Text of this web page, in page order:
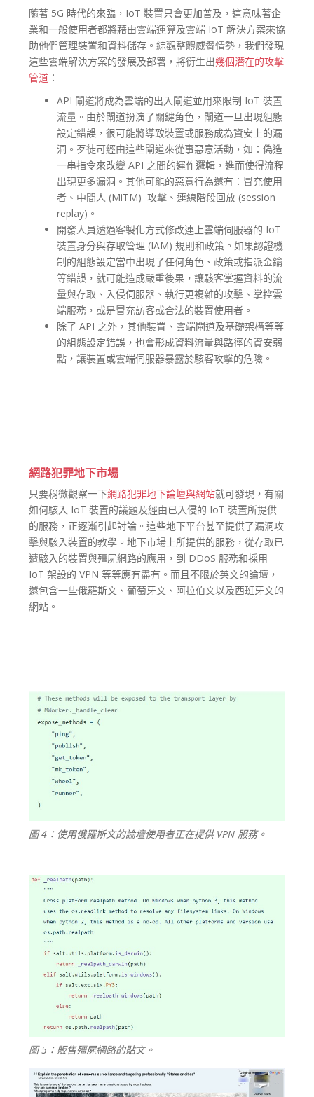
隨著 5G 時代的來臨，IoT 裝置只會更加普及，這意味著企
業和一般使用者都將藉由雲端運算及雲端 IoT 解決方案來協
助他們管理裝置和資料儲存。綜觀整體威脅情勢，我們發現
這些雲端解決方案的發展及部署，將衍生出幾個潛在的攻擊
管道 ：
API 閘道將成為雲端的出入閘道並用來限制 IoT 裝置
流量。由於閘道扮演了關鍵角色，閘道一旦出現組態
設定錯誤，很可能將導致裝置或服務成為資安上的漏
洞。歹徒可經由這些閘道來從事惡意活動，如：偽造
一串指令來改變 API 之間的運作邏輯，進而使得流程
出現更多漏洞。其他可能的惡意行為還有：冒充使用
者、中間人 (MiTM) 攻擊、連線階段回放 (session
replay)。
開發人員透過客製化方式修改連上雲端伺服器的 IoT
裝置身分與存取管理 (IAM) 規則和政策。如果認證機
制的組態設定當中出現了任何角色、政策或指派金鑰
等錯誤，就可能造成嚴重後果，讓駭客掌握資料的流
量與存取、入侵伺服器、執行更複雜的攻擊、掌控雲
端服務，或是冒充訪客或合法的裝置使用者。
除了 API 之外，其他裝置、雲端閘道及基礎架構等等
的組態設定錯誤，也會形成資料流量與路徑的資安弱
點，讓裝置或雲端伺服器暴露於駭客攻擊的危險。
網路犯罪地下市場
只要稍微觀察一下網路犯罪地下論壇與網站就可發現，有關
如何駭入 IoT 裝置的議題及經由已入侵的 IoT 裝置所提供
的服務，正逐漸引起討論。這些地下平台甚至提供了漏洞攻
擊與駭入裝置的教學。地下市場上所提供的服務，從存取已
遭駭入的裝置與殭屍網路的應用，到 DDoS 服務和採用
IoT 架設的 VPN 等等應有盡有。而且不限於英文的論壇，
還包含一些俄羅斯文、葡萄牙文、阿拉伯文以及西班牙文的
網站。
圖 4：使用俄羅斯文的論壇使用者正在提供 VPN 服務。
圖 5：販售殭屍網路的貼文。